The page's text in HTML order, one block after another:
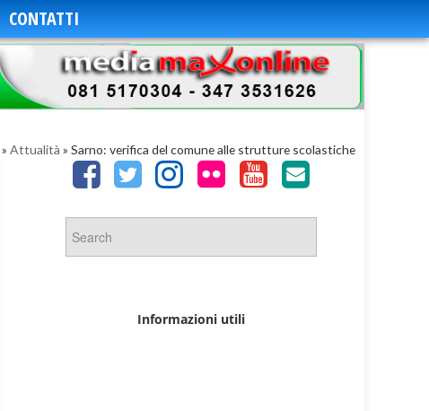
CONTATTI
» Attualità » Sarno: verifica del comune alle strutture scolastiche
Informazioni utili